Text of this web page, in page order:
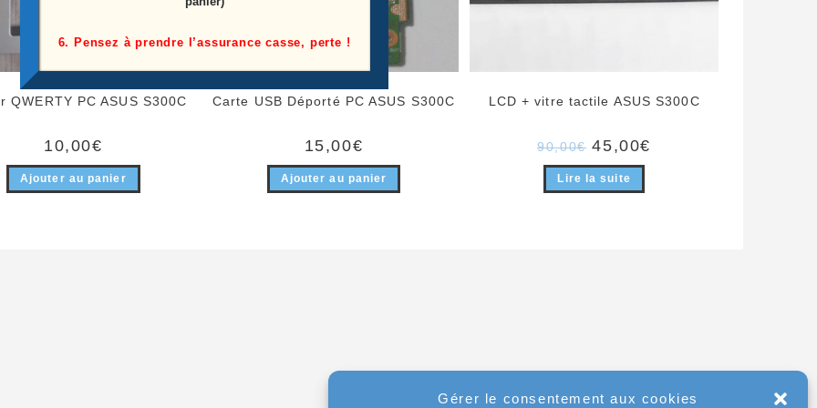
Gérer le consentement aux cookies
QWERTY PC ASUS S300C
10,00€
Ajouter au panier
Carte USB Déporté PC ASUS S300C
15,00€
Ajouter au panier
LCD + vitre tactile ASUS S300C
90,00€ Le
prix
initial
était :
90,00€.
45,00€
Lire la suite
6. Pensez à prendre l’assurance casse, perte !